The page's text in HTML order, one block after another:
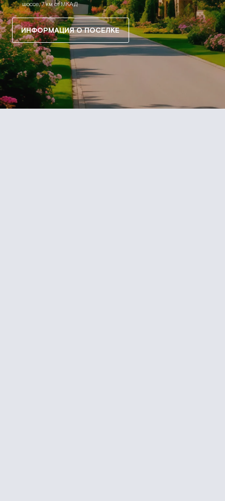
шоссе, 7 км от МКАД
ИНФОРМАЦИЯ О ПОСЕЛКЕ